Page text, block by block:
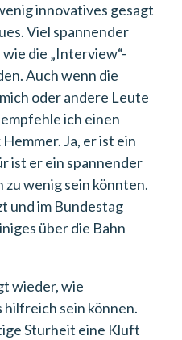
innovatives gesagt
Viel spannender
die „Interview“-
Auch wenn die
oder andere Leute
ich einen
Ja, er ist ein
ist er ein spannender
zu wenig sein könnten.
und im Bundestag
über die Bahn
wieder, wie
sein können.
Sturheit eine Kluft